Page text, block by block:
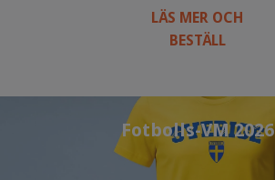
LÄS MER OCH
BESTÄLL
Fotbolls-VM 2026